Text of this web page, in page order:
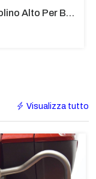
Cupolino Alto Per Bmw R 1200 St 2004 - 2007 TRASPARENTE - Sc950-T
Visualizza tutto